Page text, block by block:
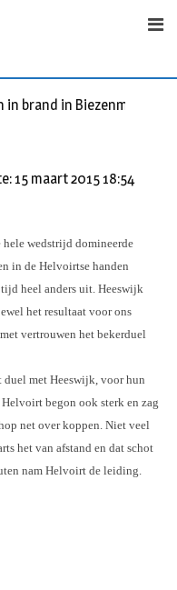
in brand in Biezenmortel,
15 maart 2015 18:54
wedstrijd domineerde
in de Helvoirtse handen
heel anders uit. Heeswijk
het resultaat voor ons
vertrouwen het bekerduel
met Heeswijk, voor hun
begon ook sterk en zag
net over koppen. Niet veel
het van afstand en dat schot
nam Helvoirt de leiding.